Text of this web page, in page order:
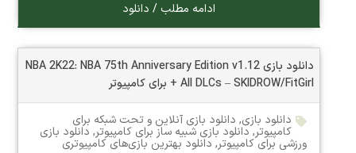
ادامه مطلب / دانلود
دانلود بازی NBA 2K22: NBA 75th Anniversary Edition v1.12
+ All DLCs – SKIDROW/FitGirl برای کامپیوتر
دانلود بازی, دانلود بازی آنلاین و تحت شبکه برای
کامپیوتر, دانلود بازی شبیه ساز برای کامپیوتر, دانلود بازی
ورزشی برای کامپیوتر, دانلود بهترین بازی‌های کامپیوتری